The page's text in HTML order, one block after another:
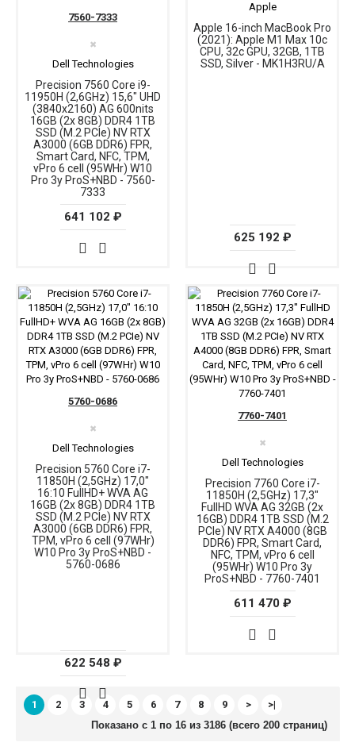
Precision 7560 Core i9-
11950H (2,6GHz) 15,6" UHD
(3840x2160) AG 600nits
16GB (2x 8GB) DDR4 1TB
SSD (M.2 PCIe) NV RTX
A3000 (6GB DDR6) FPR,
Smart Card, NFC, TPM,
vPro 6 cell (95WHr) W10
Pro 3y ProS+NBD - 7560-
7333
Dell Technologies
✖
7560-7333
641 102 ₽
Apple 16-inch MacBook Pro
(2021): Apple M1 Max 10c
CPU, 32c GPU, 32GB, 1TB
SSD, Silver - MK1H3RU/A
Apple
625 192 ₽
Precision 5760 Core i7-
11850H (2,5GHz) 17,0"
16:10 FullHD+ WVA AG
16GB (2x 8GB) DDR4 1TB
SSD (M.2 PCIe) NV RTX
A3000 (6GB DDR6) FPR,
TPM, vPro 6 cell (97WHr)
W10 Pro 3y ProS+NBD -
5760-0686
Dell Technologies
✖
5760-0686
622 548 ₽
Precision 7760 Core i7-
11850H (2,5GHz) 17,3"
FullHD WVA AG 32GB (2x
16GB) DDR4 1TB SSD (M.2
PCIe) NV RTX A4000 (8GB
DDR6) FPR, Smart Card,
NFC, TPM, vPro 6 cell
(95WHr) W10 Pro 3y
ProS+NBD - 7760-7401
Dell Technologies
✖
7760-7401
611 470 ₽
1 2 3 4 5 6 7 8 9 >
>|
Показано с 1 по 16 из 3186 (всего 200 страниц)